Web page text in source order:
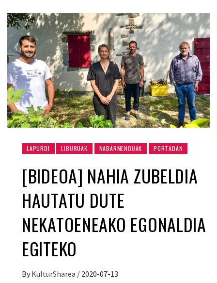
LAPURDI LIBURUAK NABARMENDUAK PORTADAN
[BIDEOA] NAHIA ZUBELDIA
HAUTATU DUTE
NEKATOENEAKO EGONALDIA
EGITEKO
By KulturSharea / 2020-07-13